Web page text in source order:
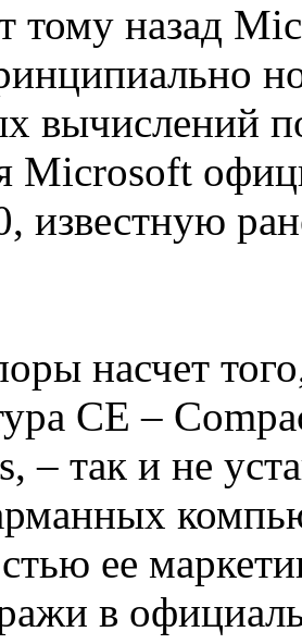
тому назад
вычислений
Microsoft
известную
насчет
CE –
– так и не
ее
в